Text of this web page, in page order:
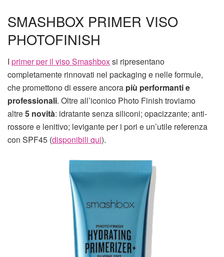
SMASHBOX PRIMER VISO
PHOTOFINISH
I primer per il viso Smashboxsi ripresentano
completamente rinnovati nel packaging e nelle formule,
che promettono di essere ancora più performanti e
professionali. Oltre all’iconico Photo Finish troviamo
altre5 novità: idratante senza siliconi; opacizzante; anti-
rossore e lenitivo; levigante per i pori e un’utile referenza
con SPF45 (disponibili qui).